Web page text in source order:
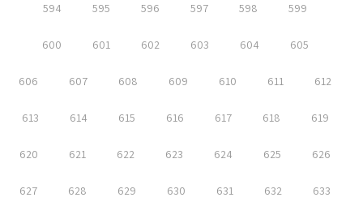
594 595 596 597 598 599
600 601 602 603 604 605
606 607 608 609 610 611 612
613 614 615 616 617 618 619
620 621 622 623 624 625 626
627 628 629 630 631 632 633